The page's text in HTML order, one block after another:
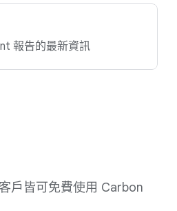
報告的最新資訊
戶皆可免費使用 Carbon